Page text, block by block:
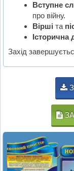
Вступне
про війну.
Вірші та
Історична
Захід